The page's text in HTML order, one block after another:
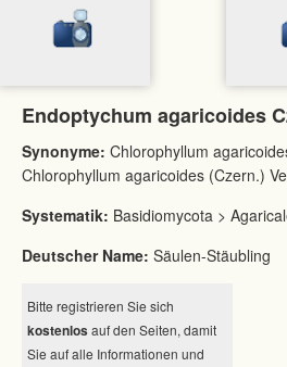
Endoptychum agaricoides
Synonyme: Chlorophyllum
Chlorophyllum agaricoides (Czern.)
Systematik: Basidiomycota >
Deutscher Name: Säulen-Stäubling
Bitte registrieren Sie sich
kostenlos auf den Seiten, damit
Sie auf alle Informationen und